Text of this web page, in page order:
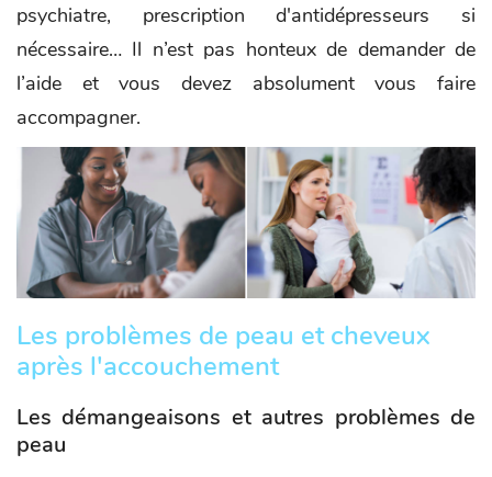
psychiatre, prescription d'antidépresseurs si
nécessaire… Il n’est pas honteux de demander de
l’aide et vous devez absolument vous faire
accompagner.
Les problèmes de peau et cheveux
après l'accouchement
Les démangeaisons et autres problèmes de
peau